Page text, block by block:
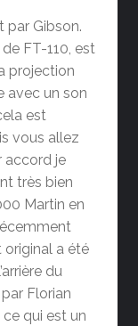
par Gibson.
FT-110, est
projection
avec un son
est
vous allez
accord je
très bien
Martin en
original a été
du
Florian
qui est un